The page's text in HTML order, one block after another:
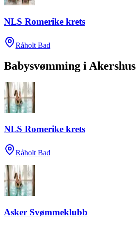
NLS Romerike krets
Råholt Bad
Babysvømming i Akershus
NLS Romerike krets
Råholt Bad
Asker Svømmeklubb